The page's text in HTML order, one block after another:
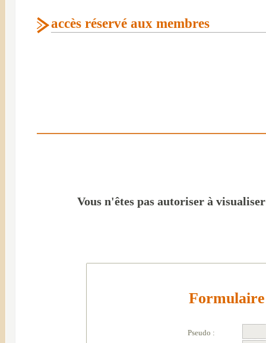
accès réservé aux membres
Vous n'êtes pas autoriser à
Pseudo :